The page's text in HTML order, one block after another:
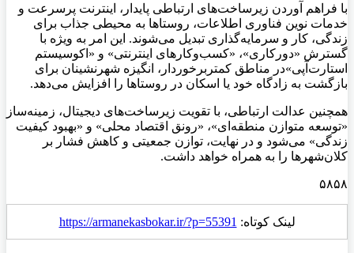
با فراهم آوردن زیرساخت‌های ارتباطی پایدار، اینترنت پرسرعت و
خدمات نوین فناوری اطلاعات، روستاها به محیطی جذاب برای
زندگی، کار و سرمایه‌گذاری تبدیل می‌شوند. این امر به ویژه با
گسترش «دورکاری»، «کسب‌وکارهای اینترنتی» و «اکوسیستم
استارت‌آپی»در مناطق کمتربرخوردار، انگیزه شهرنشینان برای
بازگشت به زادگاه خود یا اسکان در روستاها را افزایش می‌دهد.
همچنین عدالت ارتباطی، با تقویت زیرساخت‌های دیجیتال، زمینه‌ساز
«توسعه متوازن منطقه‌ای»، «رونق اقتصاد محلی» و «بهبود کیفیت
زندگی» می‌شود و در نهایت، توازن جمعیتی و کاهش فشار بر
کلان‌شهرها را به همراه خواهد داشت.
۵۸۵۸
لینک کوتاه: https://armanekasbokar.ir/?p=55391